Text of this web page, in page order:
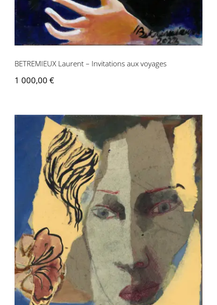
BETREMIEUX Laurent – Invitations aux voyages
1 000,00 €
BETREMIEUX Laurent – Au théatre